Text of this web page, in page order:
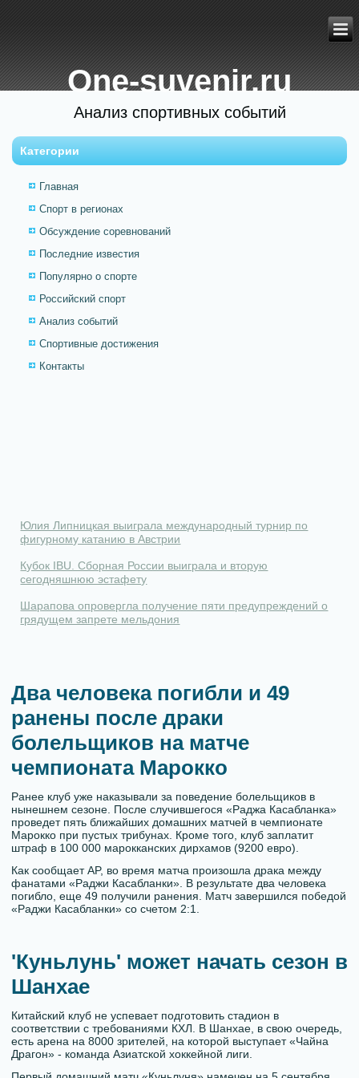
One-suvenir.ru
Анализ спортивных событий
Категории
Главная
Спорт в регионах
Обсуждение соревнований
Последние известия
Популярно о спорте
Российский спорт
Анализ событий
Спортивные достижения
Контакты
Юлия Липницкая выиграла международный турнир по
фигурному катанию в Австрии
Кубок IBU. Сборная России выиграла и вторую
сегодняшнюю эстафету
Шарапова опровергла получение пяти предупреждений о
грядущем запрете мельдония
Два человека погибли и 49
ранены после драки
болельщиков на матче
чемпионата Марокко
Ранее клуб уже наказывали за поведение болельщиков в
нынешнем сезоне. После случившегося «Раджа Касабланка»
проведет пять ближайших домашних матчей в чемпионате
Марокко при пустых трибунах. Кроме того, клуб заплатит
штраф в 100 000 марокканских дирхамов (9200 евро).
Как сообщает AP, во время матча произошла драка между
фанатами «Раджи Касабланки». В результате два человека
погибло, еще 49 получили ранения. Матч завершился победой
«Раджи Касабланки» со счетом 2:1.
'Куньлунь' может начать сезон в
Шанхае
Китайский клуб не успевает подготовить стадион в
соответствии с требованиями КХЛ. В Шанхае, в свою очередь,
есть арена на 8000 зрителей, на которой выступает «Чайна
Драгон» - команда Азиатской хоккейной лиги.